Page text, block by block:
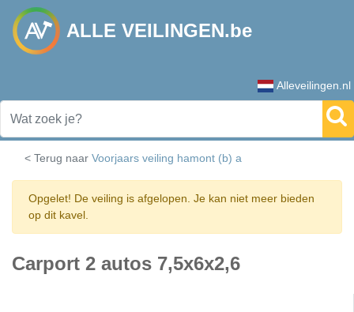
ALLE VEILINGEN.be
Alleveilingen.nl
< Terug naar Voorjaars veiling hamont (b) a
Opgelet! De veiling is afgelopen. Je kan niet meer bieden
op dit kavel.
Carport 2 autos 7,5x6x2,6